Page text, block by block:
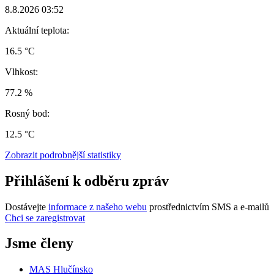
8.8.2026 03:52
Aktuální teplota:
16.5 °C
Vlhkost:
77.2 %
Rosný bod:
12.5 °C
Zobrazit podrobnější statistiky
Přihlášení k odběru zpráv
Dostávejte informace z našeho webu prostřednictvím SMS a e-mailů
Chci se zaregistrovat
Jsme členy
MAS Hlučínsko